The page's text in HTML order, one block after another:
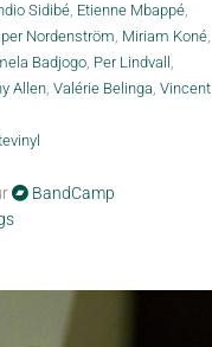
Sidibé, Etienne Mbappé,
Nordenström, Miriam Koné,
Badjogo, Per Lindvall ,
Allen, Valérie Belinga, Vincent
BandCamp